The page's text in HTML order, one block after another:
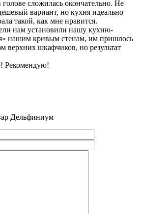
голове сложилась окончательно. Не
вариант, но кухня идеально
такой, как мне нравится.
нам установили нашу кухню-
нашим кривым стенам, им пришлось
верхних шкафчиков, но результат
Рекомендую!
Дельфиниум